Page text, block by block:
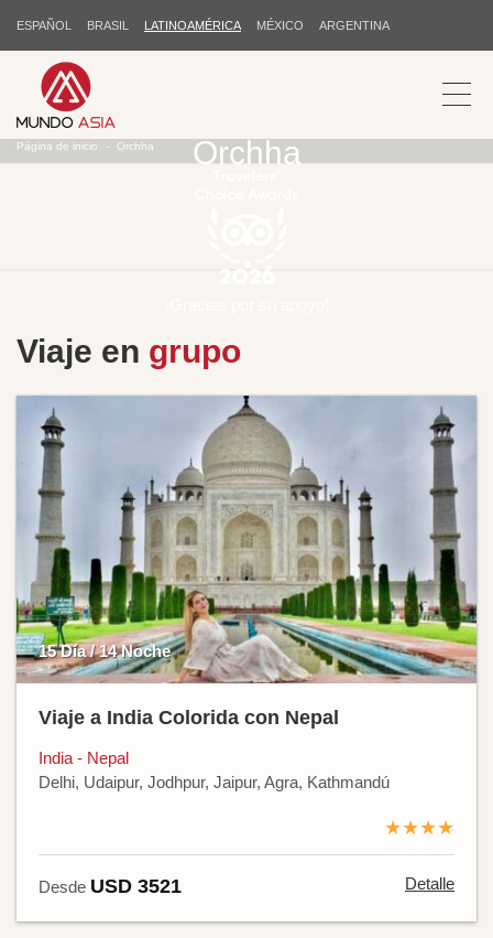
ESPAÑOL BRASIL LATINOAMÉRICA MÉXICO ARGENTINA
Orchha
Página de inicio Orchha
Viaje en grupo
15 Día / 14 Noche
Viaje a India Colorida con Nepal
India - Nepal
Delhi, Udaipur, Jodhpur, Jaipur, Agra, Kathmandú
★★★★
Desde USD 3521 Detalle